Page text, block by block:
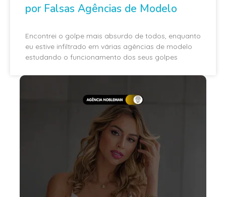
por Falsas Agências de Modelo
Encontrei o golpe mais absurdo de todos, enquanto
eu estive infiltrado em várias agências de modelo
estudando o funcionamento dos seus golpes